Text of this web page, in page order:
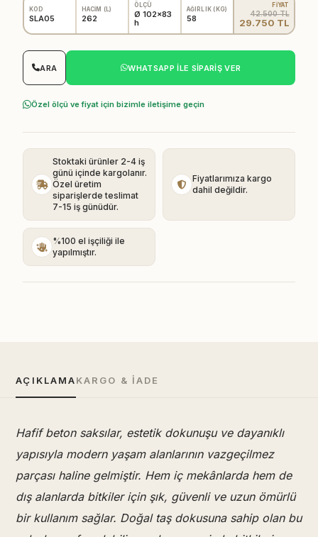
KOD
SLA05
HACİM (L)
262
ÖLÇÜ
Ø 102x83
h
AĞIRLIK (KG)
58
FİYAT
42.500 TL
29.750 TL
WHATSAPP ILE SIPARIŞ VER
ARA
Özel ölçü ve fiyat için bizimle iletişime geçin
Stoktaki ürünler 2-4 iş
günü içinde kargolanır.
Özel üretim
siparişlerde teslimat
7-15 iş günüdür.
Fiyatlarımıza kargo
dahil değildir.
%100 el işçiliği ile
yapılmıştır.
AÇIKLAMAKARGO & İADE
Hafif beton saksılar, estetik dokunuşu ve dayanıklı
yapısıyla modern yaşam alanlarının vazgeçilmez
parçası haline gelmiştir. Hem iç mekânlarda hem de
dış alanlarda bitkiler için şık, güvenli ve uzun ömürlü
bir kullanım sağlar. Doğal taş dokusuna sahip olan bu